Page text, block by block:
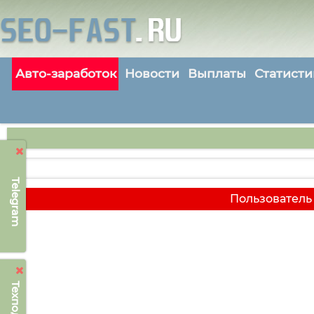
Telegram
Авто-заработок Новости Выплаты